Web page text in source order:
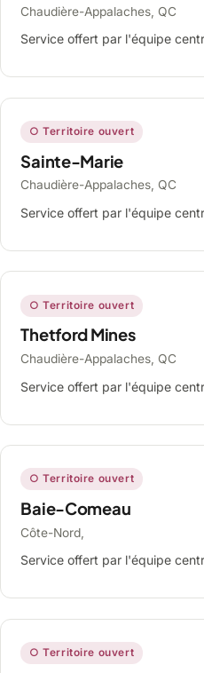
Chaudière-Appalaches, QC
Service offert par l'équipe
○ Territoire ouvert
Sainte-Marie
Chaudière-Appalaches, QC
Service offert par l'équipe
○ Territoire ouvert
Thetford Mines
Chaudière-Appalaches, QC
Service offert par l'équipe
○ Territoire ouvert
Baie-Comeau
Côte-Nord,
Service offert par l'équipe
○ Territoire ouvert